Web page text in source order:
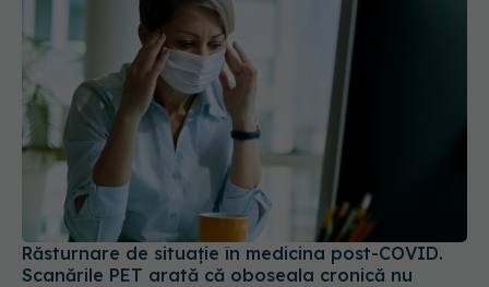
Răsturnare de situație în medicina post-COVID.
Scanările PET arată că oboseala cronică nu
provine din inflamația creierului
03 iun 2026, 22:38